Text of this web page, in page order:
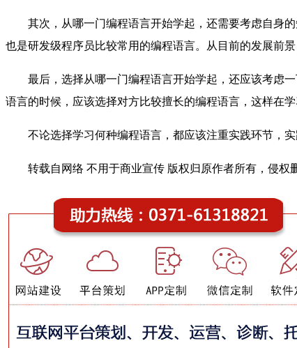
其次，从哪一门编程语言开始学起，还需要考虑自身
也是研发级程序员比较常用的编程语言。从目前的发展前
最后，选择从哪一门编程语言开始学起，还应该考虑
语言的时候，应该选择对方比较擅长的编程语言，这样在
不论选择学习何种编程语言，都应该注重实践环节，
转载自网络 不用于商业宣传 版权归原作者所有，侵权